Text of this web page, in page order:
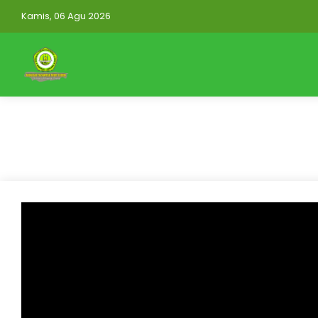
Kamis, 06 Agu 2026